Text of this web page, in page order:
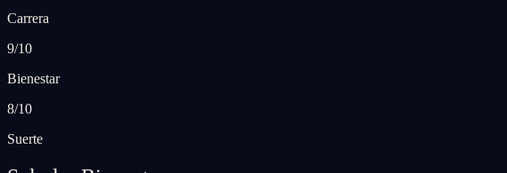
Carrera
9/10
Bienestar
8/10
Suerte